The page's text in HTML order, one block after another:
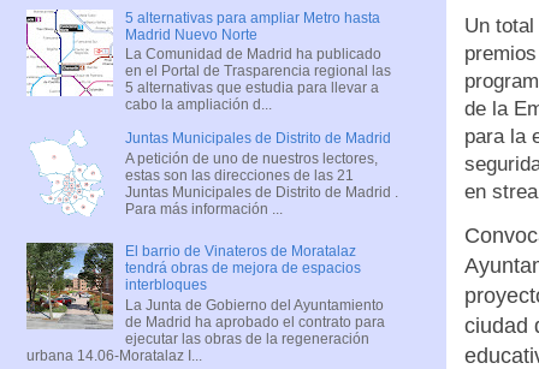
Un
de la
para la
en
ciudad
5 alternativas para ampliar Metro hasta
Madrid Nuevo Norte
La Comunidad de Madrid ha publicado
en el Portal de Trasparencia regional las
5 alternativas que estudia para llevar a
cabo la ampliación d...
Juntas Municipales de Distrito de Madrid
A petición de uno de nuestros lectores,
estas son las direcciones de las 21
Juntas Municipales de Distrito de Madrid .
Para más información ...
El barrio de Vinateros de Moratalaz
tendrá obras de mejora de espacios
interbloques
La Junta de Gobierno del Ayuntamiento
de Madrid ha aprobado el contrato para
ejecutar las obras de la regeneración
urbana 14.06-Moratalaz I...